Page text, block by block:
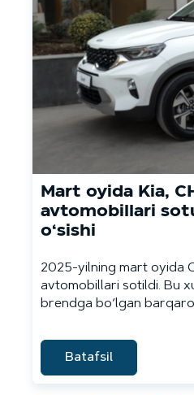
Mart oyida Kia,
avtomobillari
o‘sishi
2025-yilning mart oyida
avtomobillari sotildi. Bu
brendga bo‘lgan
Batafsil